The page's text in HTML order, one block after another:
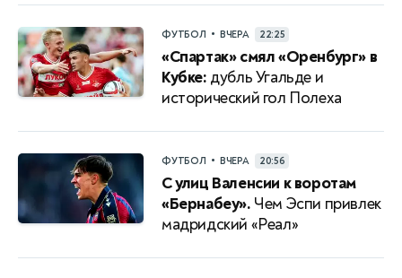
ФУТБОЛ • ВЧЕРА 22:25
«Спартак» смял «Оренбург» в
Кубке: дубль Угальде и
исторический гол Полеха
ФУТБОЛ • ВЧЕРА 20:56
С улиц Валенсии к воротам
«Бернабеу». Чем Эспи привлек
мадридский «Реал»